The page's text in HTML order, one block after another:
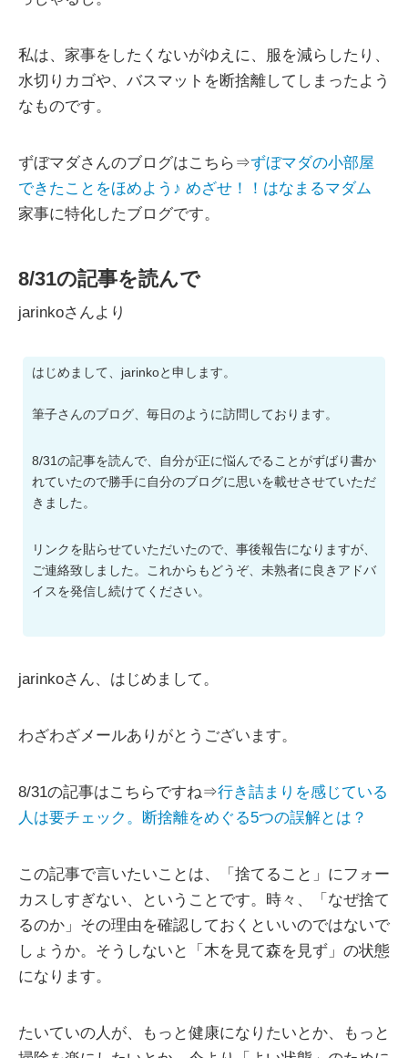
私は、家事をしたくないがゆえに、服を減らしたり、
水切りカゴや、バスマットを断捨離してしまったよう
なものです。
ずぼマダさんのブログはこちら⇒ずぼマダの小部屋
できたことをほめよう♪ めざせ！！はなまるマダム
家事に特化したブログです。
8/31の記事を読んで
jarinkoさんより
はじめまして、jarinkoと申します。
筆子さんのブログ、毎日のように訪問しております。
8/31の記事を読んで、自分が正に悩んでることがずばり書か
れていたので勝手に自分のブログに思いを載せさせていただ
きました。
リンクを貼らせていただいたので、事後報告になりますが、
ご連絡致しました。これからもどうぞ、未熟者に良きアドバ
イスを発信し続けてください。
jarinkoさん、はじめまして。
わざわざメールありがとうございます。
8/31の記事はこちらですね⇒行き詰まりを感じている
人は要チェック。断捨離をめぐる5つの誤解とは？
この記事で言いたいことは、「捨てること」にフォー
カスしすぎない、ということです。時々、「なぜ捨て
るのか」その理由を確認しておくといいのではないで
しょうか。そうしないと「木を見て森を見ず」の状態
になります。
たいていの人が、もっと健康になりたいとか、もっと